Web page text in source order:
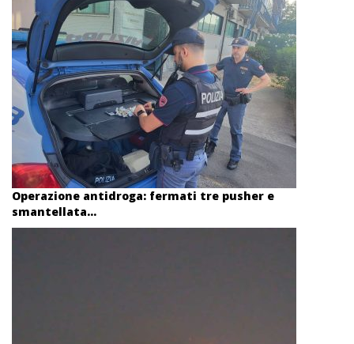
Operazione antidroga: fermati tre pusher e
smantellata...